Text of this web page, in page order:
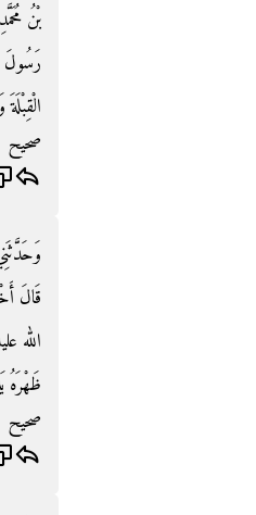
بْنُ
رَسُولَ
صحيح
قَالَ
الله
ظَهْرَهُ
صحيح